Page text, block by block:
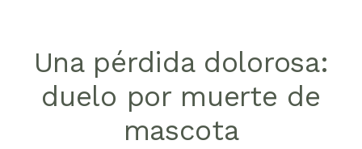
Una pérdida dolorosa:
duelo por muerte de
mascota